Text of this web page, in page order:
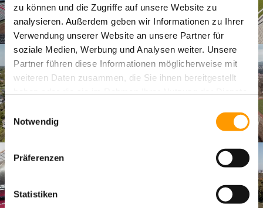
zu können und die Zugriffe auf unsere Website zu
analysieren. Außerdem geben wir Informationen zu Ihrer
Verwendung unserer Website an unsere Partner für
soziale Medien, Werbung und Analysen weiter. Unsere
Partner führen diese Informationen möglicherweise mit
weiteren Daten zusammen, die Sie ihnen bereitgestellt
Cookies, wenn Sie unsere Webseite weiterhin nutzen.
Einwilligungsauswahl
Notwendig
Präferenzen
Statistiken